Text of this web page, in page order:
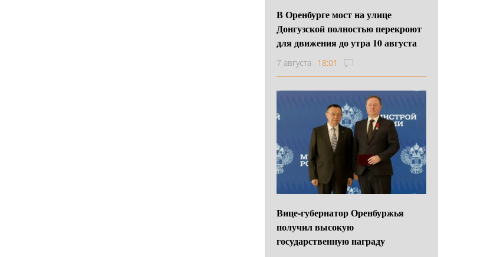
В Оренбурге мост на улице
Донгузской полностью перекроют
для движения до утра 10 августа
7 августа 18:01
Вице-губернатор Оренбуржья
получил высокую
государственную награду